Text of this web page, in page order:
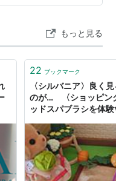
なるおすすめの速乾
髪を早く乾かす救世
もっと見る
22 ブックマーク
〈シルバニア〉良く
のが… 〈ショッピン
ッドスパブラシを体